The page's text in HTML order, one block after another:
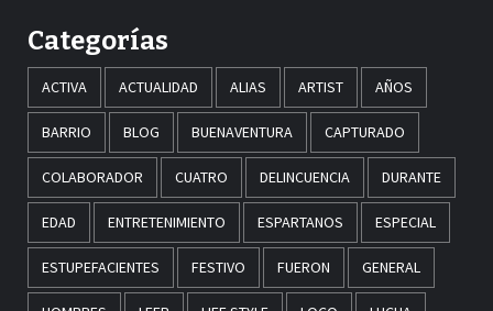
Categorías
ACTIVA ACTUALIDAD ALIAS ARTIST AÑOS
BARRIO BLOG BUENAVENTURA CAPTURADO
COLABORADOR CUATRO DELINCUENCIA DURANTE
EDAD ENTRETENIMIENTO ESPARTANOS ESPECIAL
ESTUPEFACIENTES FESTIVO FUERON GENERAL